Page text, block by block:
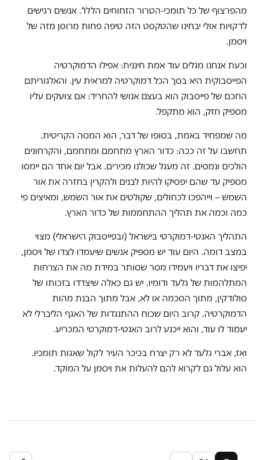
מהפרצוף של כל תומכי-הטרור הזחוחים הללו". אנשים רגישים
לדקויות אולי יבחינו שהטקסט הזה טיפה פחות מרוסן מזה של
ויסמן.
וכעת אנחנו מגלים עוד אמת חיננית: אפילו הדמוקרטיה
הפייסבוקית היא בסך הכל דמוקרטיה למראית עין. והאלגוריתם
החכם של פייסבוק הוא בעצם אנושי להחריד: אם צועקים עליו
מספיק חזק, הוא מתקפל.
מה שמפחיד באמת, בסופו של דבר, הוא המסה הקריטית.
תחשבו על זה ככה: כדור הארץ מתחמם ומתחמם, והקרחונים
הולכים ונמסים. זה מעגל שכולנו מכירים. אבל יום אחד הם יימסו
מספיק עד שהם יפסיקו להיות לבנים ולהקרין בחזרה את אור
השמש – וייהפכו לכחולים, שקולטים את אור השמש, ומאיצים פי
כמה וכמה את תהליך ההתחממות של כדור הארץ.
התהליך האנטי-דמוקרטי בישראל (ובפייסבוק הישראלי) מצוי
במצב דומה. היום עוד יש מספיק אנשים שיעמדו לצדו של ויסמן,
יפיצו את דבריו ויעמידו מסר שסותר במידת מה את הצרחות
המתלהמות של גלעד ודומיו. יש גם כאלה שיצדדו בזכותו של
סולודקין, מתוך הסכמה או לא, אבל מתוך הבנת מהות
הדמוקרטיה. קרוב היום שכוח ההתנגדות של האגף הליברלי לא
יעמוד לו עוד, והוא ייכנע לרוב האנטי-דמוקרטי המכריע.
ואז, אברי גלעד לא רק יצרח בכיכר העיר לקול שאגות תומכיו.
הוא עלול גם לקרוא להם להעלות את ויסמן על המוקד.